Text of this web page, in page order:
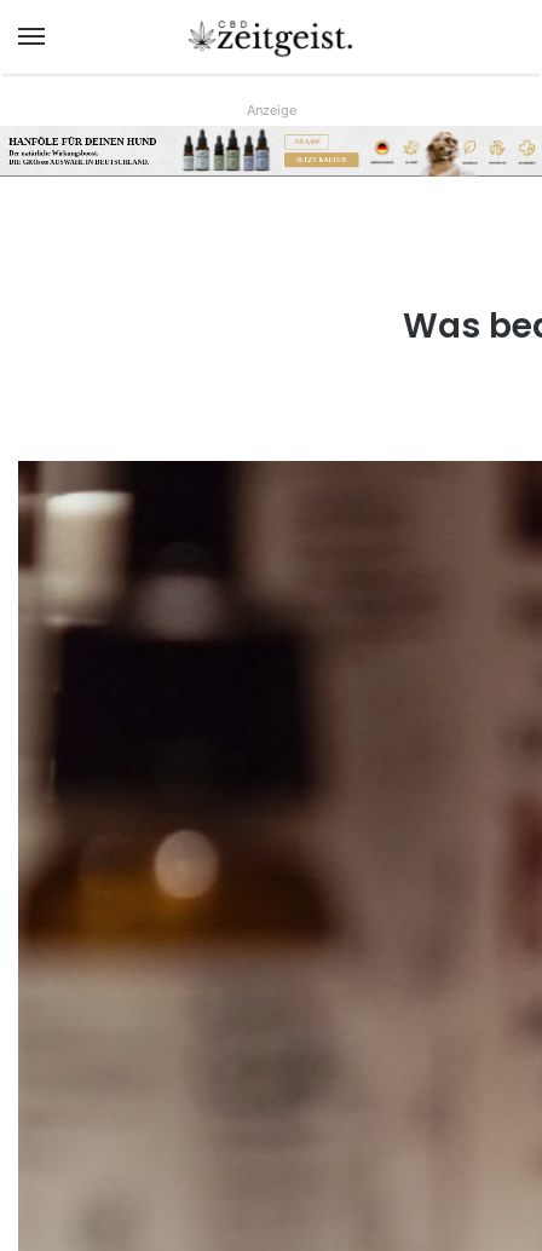
Menü
Anzeige
HANFÖLE FÜR DEINEN HUND
Der natürliche Wirkungsboost.
DIE GRÖsste AUSWAHL IN DEUTSCHLAND.
AB 9,90€
JETZT KAUFEN
www.hunreys.de
Was